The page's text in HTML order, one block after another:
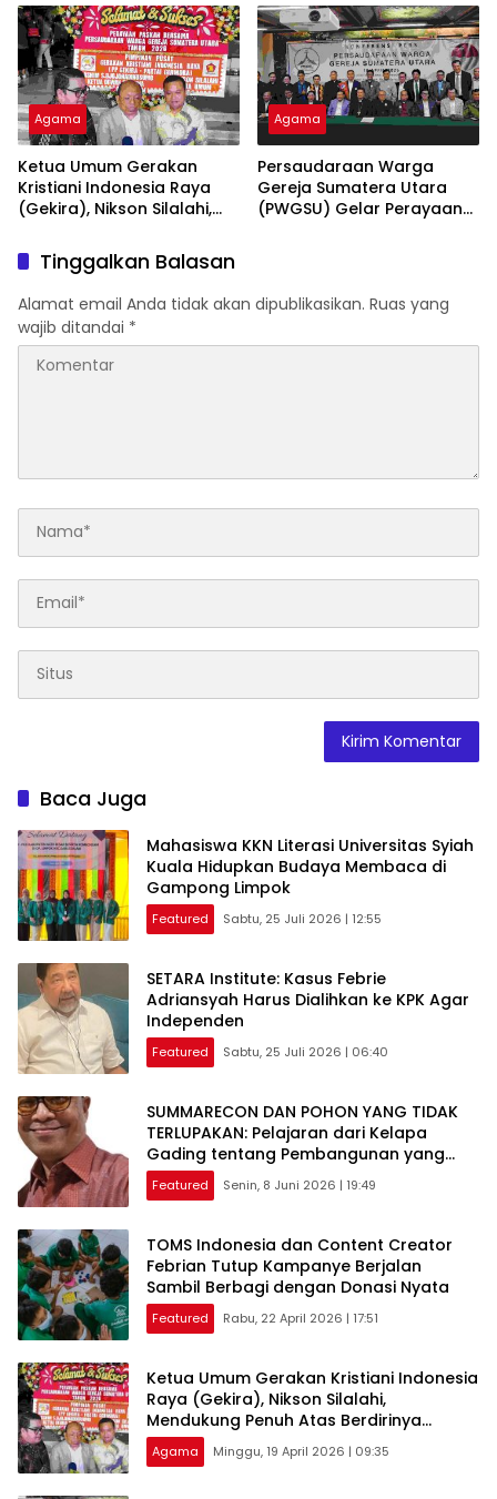
Pembangunan yang
Berakar Sejarah
Donasi Nyata
Agama
Ketua Umum Gerakan
Kristiani Indonesia Raya
(Gekira), Nikson Silalahi,
Berdirinya PWGSU
Agama
Persaudaraan Warga
Gereja Sumatera Utara
(PWGSU) Gelar Perayaan
Gereja Sumatera Utara
(PWGSU)
Tinggalkan Balasan
Alamat email Anda tidak akan dipublikasikan. Ruas yang
wajib ditandai *
Baca Juga
Mahasiswa KKN Literasi Universitas Syiah
Kuala Hidupkan Budaya Membaca di
Gampong Limpok
Featured Sabtu, 25 Juli 2026 | 12:55
SETARA Institute: Kasus Febrie
Adriansyah Harus Dialihkan ke KPK Agar
Independen
Featured Sabtu, 25 Juli 2026 | 06:40
SUMMARECON DAN POHON YANG TIDAK
TERLUPAKAN: Pelajaran dari Kelapa
Gading tentang Pembangunan yang
Berakar Sejarah
Featured Senin, 8 Juni 2026 | 19:49
TOMS Indonesia dan Content Creator
Febrian Tutup Kampanye Berjalan
Sambil Berbagi dengan Donasi Nyata
Featured Rabu, 22 April 2026 | 17:51
Ketua Umum Gerakan Kristiani Indonesia
Raya (Gekira), Nikson Silalahi,
Mendukung Penuh Atas Berdirinya
PWGSU
Agama Minggu, 19 April 2026 | 09:35